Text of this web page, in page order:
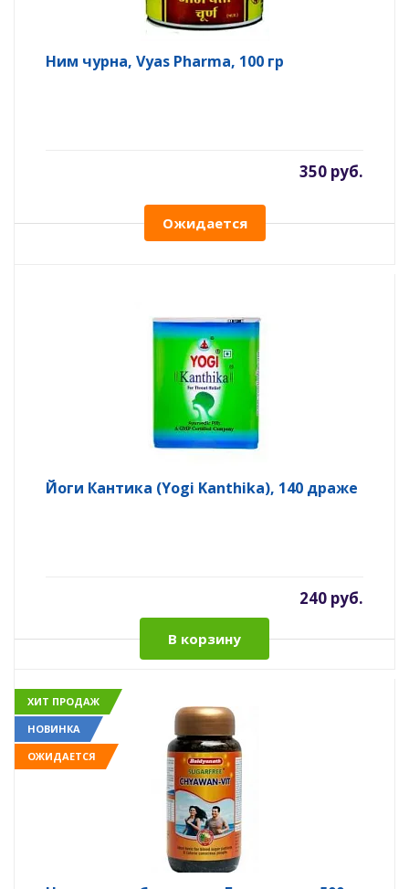
Ним чурна, Vyas Pharma, 100 гр
350 руб.
Ожидается
Йоги Кантика (Yogi Kanthika), 140 драже
240 руб.
В корзину
ХИТ ПРОДАЖ
НОВИНКА
ОЖИДАЕТСЯ